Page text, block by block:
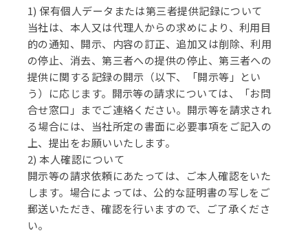
1) 保有個人データまたは第三者提供記録について
当社は、本人又は代理人からの求めにより、利用目
的の通知、開示、内容の訂正、追加又は削除、利用
の停止、消去、第三者への提供の停止、第三者への
提供に関する記録の開示（以下、「開示等」とい
う）に応じます。開示等の請求については、「お問
合せ窓口」までご連絡ください。開示等を請求され
る場合には、当社所定の書面に必要事項をご記入の
上、提出をお願いいたします。
2) 本人確認について
開示等の請求依頼にあたっては、ご本人確認をいた
します。場合によっては、公的な証明書の写しをご
郵送いただき、確認を行いますので、ご了承くださ
い。